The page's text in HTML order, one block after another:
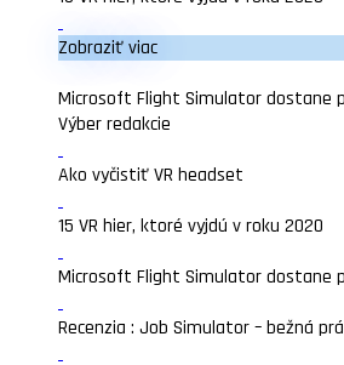
Zobraziť viac
Microsoft Flight Simulator dostane
Výber redakcie
Ako vyčistiť VR headset
15 VR hier, ktoré vyjdú v roku 2020
Microsoft Flight Simulator dostane
Recenzia : Job Simulator – bežná